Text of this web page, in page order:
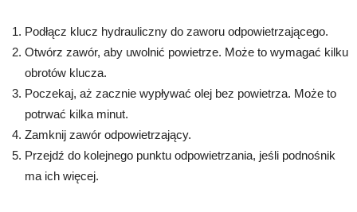
Podłącz klucz hydrauliczny do zaworu odpowietrzającego.
Otwórz zawór, aby uwolnić powietrze. Może to wymagać kilku
obrotów klucza.
Poczekaj, aż zacznie wypływać olej bez powietrza. Może to
potrwać kilka minut.
Zamknij zawór odpowietrzający.
Przejdź do kolejnego punktu odpowietrzania, jeśli podnośnik
ma ich więcej.